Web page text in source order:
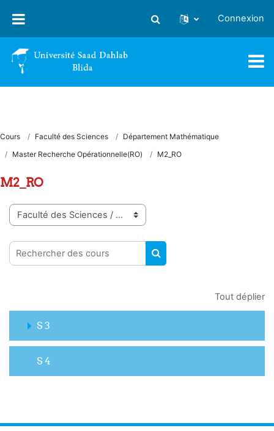
Activer/désactiver la saisie
Connexion
Cours Faculté des Sciences
Département Mathématique
Master Recherche Opérationnelle(RO)
M2_RO
M2_RO
Catégories de cours
Rechercher des cours
RECHERCHER DES
Tout déplier
S 3
S 4